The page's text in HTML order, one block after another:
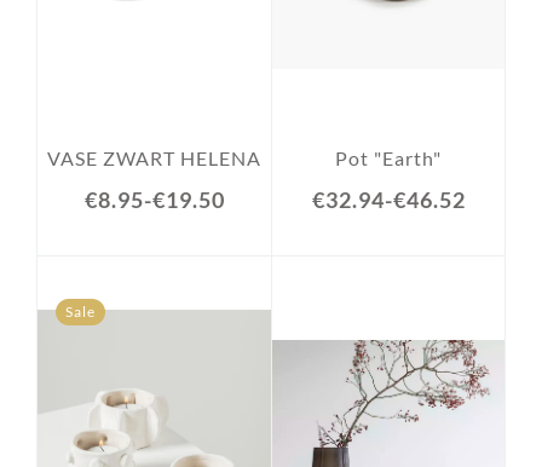
VASE ZWART HELENA
€8.95-€19.50
Pot "Earth"
€32.94-€46.52
Sale